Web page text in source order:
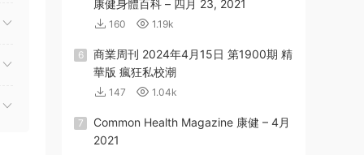
康健身體百科 – 四月 23, 2021
160 1.19k
6
商業周刊 2024年4月15日 第1900期 精
華版 瘋狂私校潮
147 1.04k
7
Common Health Magazine 康健 – 4月
2021